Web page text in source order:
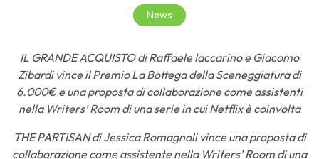
News
IL GRANDE ACQUISTO di Raffaele Iaccarino e Giacomo
Zibardi vince il Premio La Bottega della Sceneggiatura di
6.000€ e una proposta di collaborazione come assistenti
nella Writers’ Room di una serie in cui Netflix è coinvolta
THE PARTISAN di Jessica Romagnoli vince una proposta di
collaborazione come assistente nella Writers’ Room di una